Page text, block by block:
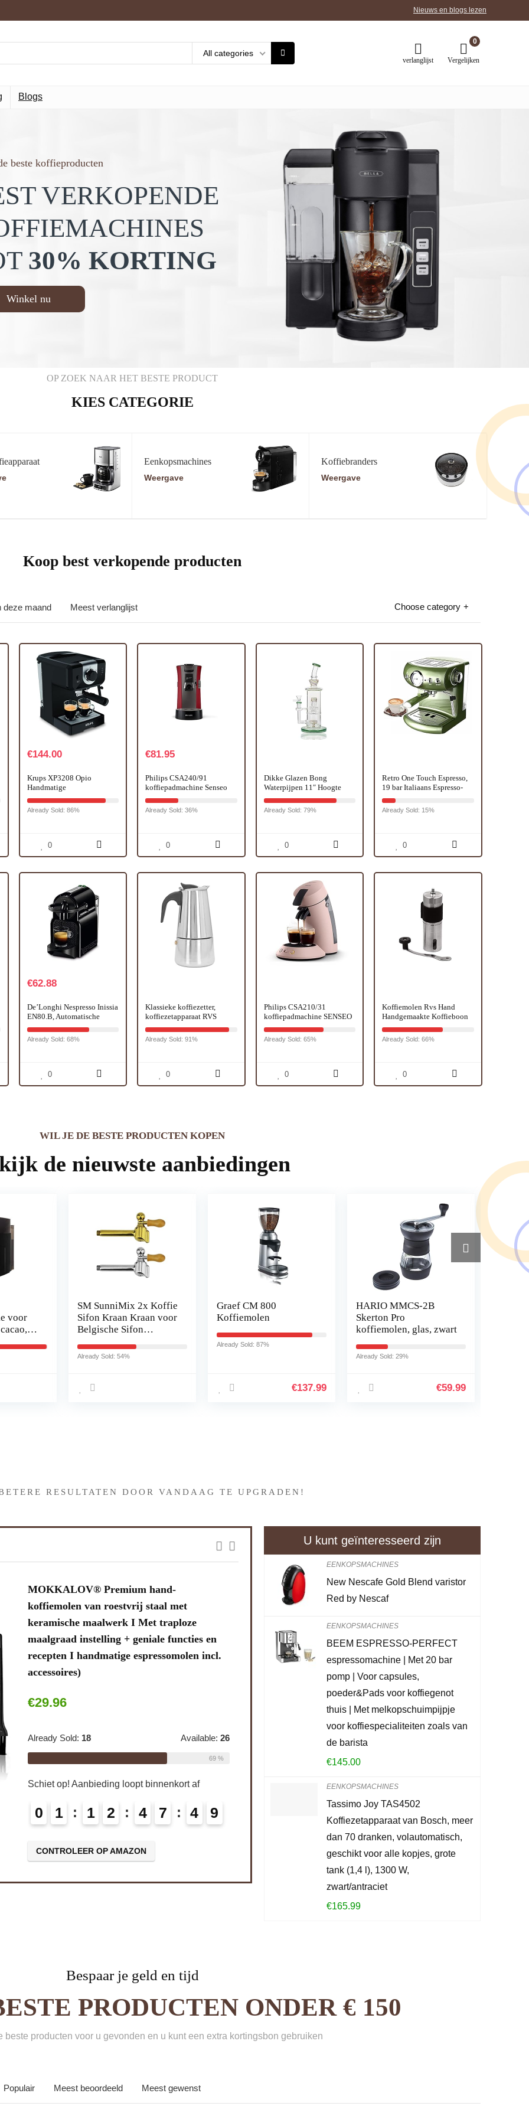
Nieuws en blogs lezen
All categories
verlanglijst
0
Vergelijken
Blogs
VERKOPENDE
30% KORTING
beste koffieproducten
Winkel nu
OP ZOEK NAAR HET BESTE PRODUCT
KIES CATEGORIE
Eenkopsmachines
Weergave
Koffiebranders
Weergave
Koop best verkopende producten
deze maand Meest verlanglijst Choose category
€144.00
Krups XP3208 Opio
Handmatige
Espressomachine – 15 bar
pompdruk – stoompijpje
voor cappuccino
Already Sold: 86%
0
€81.95
Philips CSA240/91
koffiepadmachine Senseo
Select – intens rood
Already Sold: 36%
0
Dikke Glazen Bong
Waterpijpen 11″ Hoogte
Honingraat heady Bongs
met 14mm kulho (Groen)
Already Sold: 79%
0
Retro One Touch Espresso,
19 bar Italiaans Espresso-
koffiezetapparaat met Milk
Steamer, 1.5L Watertank
voor Cappuccino, Latte,
Already Sold: 15%
0
€62.88
De’Longhi Nespresso Inissia
EN80.B, Automatische
Koffiemachine, Capsule
Koffiemachine voor Één
Kopje, Welkomstset
Already Sold: 68%
0
Klassieke koffiezetter,
koffiezetapparaat RVS
veiligheidsventiel
Duurzaam voor
thuisgebruik(6 porties)
Already Sold: 91%
0
Philips CSA210/31
koffiepadmachine SENSEO
Original+, Roze
Already Sold: 65%
0
Koffiemolen Rvs Hand
Handgemaakte Koffieboon
Burr Grinder Molen Keuken
Tool Grinder Maat L
Already Sold: 66%
0
WIL JE DE BESTE PRODUCTEN KOPEN
de nieuwste aanbiedingen
voor
snel
SM SunniMix 2x Koffie
Sifon Kraan Kraan voor
Belgische Sifon
Vervanging
Already Sold: 54%
Graef CM 800
Koffiemolen
Already Sold: 87%
€137.99
HARIO MMCS-2B
Skerton Pro
koffiemolen, glas, zwart
Already Sold: 29%
€59.99
RESULTATEN DOOR VANDAAG TE UPGRADEN!
MOKKALOV® Premium hand-
koffiemolen van roestvrij staal met
keramische maalwerk I Met traploze
maalgraad instelling + geniale functies en
recepten I handmatige espressomolen incl.
accessoires)
€29.96
Already Sold: 18 Available: 26
69 %
Schiet op! Aanbieding loopt binnenkort af
0 1 1 2 4 7 4 8
CONTROLEER OP AMAZON
U kunt geïnteresseerd zijn
EENKOPSMACHINES
New Nescafe Gold Blend varistor
Red by Nescaf
EENKOPSMACHINES
BEEM ESPRESSO-PERFECT
espressomachine | Met 20 bar
pomp | Voor capsules,
poeder&Pads voor koffiegenot
thuis | Met melkopschuimpijpje
voor koffiespecialiteiten zoals van
de barista
€145.00
EENKOPSMACHINES
Tassimo Joy TAS4502
Koffiezetapparaat van Bosch, meer
dan 70 dranken, volautomatisch,
geschikt voor alle kopjes, grote
tank (1,4 l), 1300 W,
zwart/antraciet
€165.99
Bespaar je geld en tijd
PRODUCTEN ONDER € 150
beste producten voor u gevonden en u kunt een extra kortingsbon gebruiken
Populair Meest beoordeeld Meest gewenst